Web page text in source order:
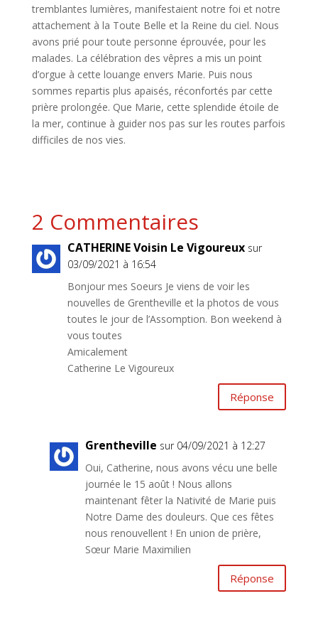
tremblantes lumières, manifestaient notre foi et notre
attachement à la Toute Belle et la Reine du ciel. Nous
avons prié pour toute personne éprouvée, pour les
malades. La célébration des vêpres a mis un point
d’orgue à cette louange envers Marie. Puis nous
sommes repartis plus apaisés, réconfortés par cette
prière prolongée. Que Marie, cette splendide étoile de
la mer, continue à guider nos pas sur les routes parfois
difficiles de nos vies.
2 Commentaires
CATHERINE Voisin Le Vigoureux sur
03/09/2021 à 16:54
Bonjour mes Soeurs Je viens de voir les
nouvelles de Grentheville et la photos de vous
toutes le jour de l’Assomption. Bon weekend à
vous toutes
Amicalement
Catherine Le Vigoureux
Réponse
Grentheville sur 04/09/2021 à 12:27
Oui, Catherine, nous avons vécu une belle
journée le 15 août ! Nous allons
maintenant fêter la Nativité de Marie puis
Notre Dame des douleurs. Que ces fêtes
nous renouvellent ! En union de prière,
Sœur Marie Maximilien
Réponse